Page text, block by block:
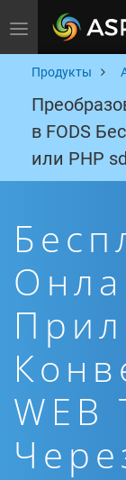
Toggle navigation
Продукты
в FODS
или PHP
WEB